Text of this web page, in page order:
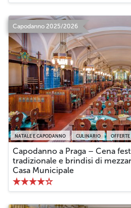
Capodanno 2025/2026
NATALE E CAPODANNO CULINARIO
Capodanno a Praga – Cena
tradizionale e brindisi di
Casa Municipale